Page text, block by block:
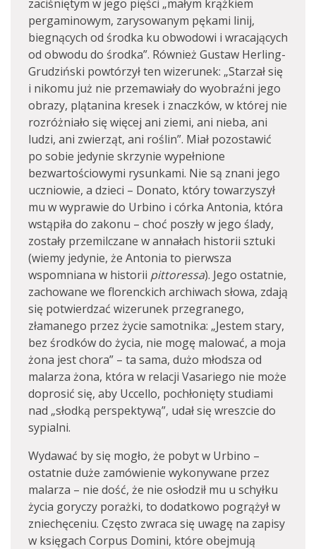
zaciśniętym w jego pięści „małym krążkiem
pergaminowym, zarysowanym pękami linij,
biegnących od środka ku obwodowi i wracających
od obwodu do środka”. Również Gustaw Herling-
Grudziński powtórzył ten wizerunek: „Starzał się
i nikomu już nie przemawiały do wyobraźni jego
obrazy, plątanina kresek i znaczków, w której nie
rozróżniało się więcej ani ziemi, ani nieba, ani
ludzi, ani zwierząt, ani roślin”. Miał pozostawić
po sobie jedynie skrzynie wypełnione
bezwartościowymi rysunkami. Nie są znani jego
uczniowie, a dzieci – Donato, który towarzyszył
mu w wyprawie do Urbino i córka Antonia, która
wstąpiła do zakonu – choć poszły w jego ślady,
zostały przemilczane w annałach historii sztuki
(wiemy jedynie, że Antonia to pierwsza
wspomniana w historii pittoressa). Jego ostatnie,
zachowane we florenckich archiwach słowa, zdają
się potwierdzać wizerunek przegranego,
złamanego przez życie samotnika: „Jestem stary,
bez środków do życia, nie mogę malować, a moja
żona jest chora” – ta sama, dużo młodsza od
malarza żona, która w relacji Vasariego nie może
doprosić się, aby Uccello, pochłonięty studiami
nad „słodką perspektywą”, udał się wreszcie do
sypialni.
Wydawać by się mogło, że pobyt w Urbino –
ostatnie duże zamówienie wykonywane przez
malarza – nie dość, że nie osłodził mu u schyłku
życia goryczy porażki, to dodatkowo pogrążył w
zniechęceniu. Często zwraca się uwagę na zapisy
w księgach Corpus Domini, które obejmują